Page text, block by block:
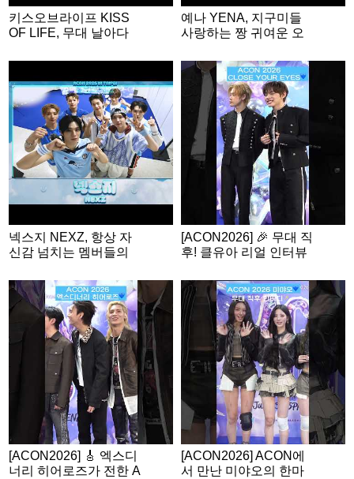
키스오브라이프 KISS
OF LIFE, 무대 날아다
CON 2026 밸런스게
임|‘Would you rather’ g
ame | ENG SUB #ACO
N2026
예나 YENA, 지구미들
사랑하는 짱 귀여운 오
스게임 | ‘Would you rat
her’ game | ENG SUB
#ACON2026
넥스지 NEXZ, 항상 자
신감 넘치는 멤버들의
2026 밸런스게임 | ‘Wo
uld you rather’ game |
ENG SUB #ACON202
[ACON2026] 🎉 무대 직
후! 클유아 리얼 인터뷰
[ACON2026] 🎸 엑스디
너리 히어로즈가 전한 A
[ACON2026] ACON에
서 만난 미야오의 한마